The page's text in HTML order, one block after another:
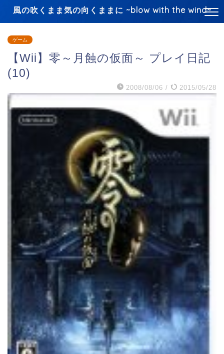
風の吹くまま気の向くままに ~blow with the wind~
ゲーム
【Wii】零～月蝕の仮面～ プレイ日記
(10)
2008/08/06 / 2015/05/28